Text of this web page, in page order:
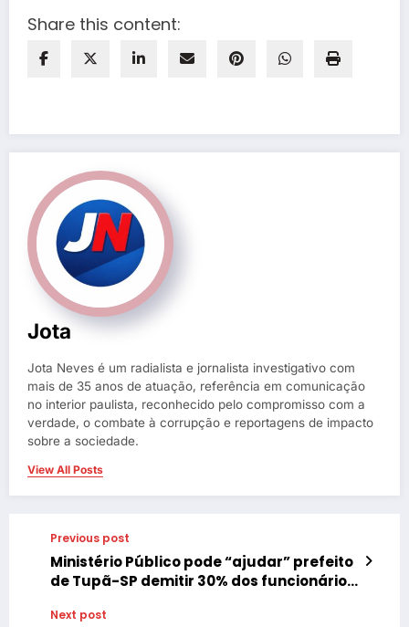
Share this content:
Jota
Jota Neves é um radialista e jornalista investigativo com
mais de 35 anos de atuação, referência em comunicação
no interior paulista, reconhecido pelo compromisso com a
verdade, o combate à corrupção e reportagens de impacto
sobre a sociedade.
View All Posts
Previous post
Ministério Público pode “ajudar” prefeito
de Tupã-SP demitir 30% dos funcionários
Next post